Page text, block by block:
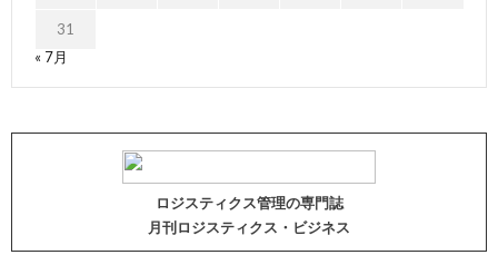
31
« 7月
ロジスティクス管理の専門誌
月刊ロジスティクス・ビジネス